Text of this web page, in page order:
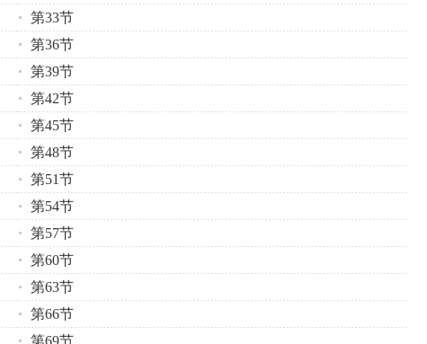
第33节
第36节
第39节
第42节
第45节
第48节
第51节
第54节
第57节
第60节
第63节
第66节
第69节